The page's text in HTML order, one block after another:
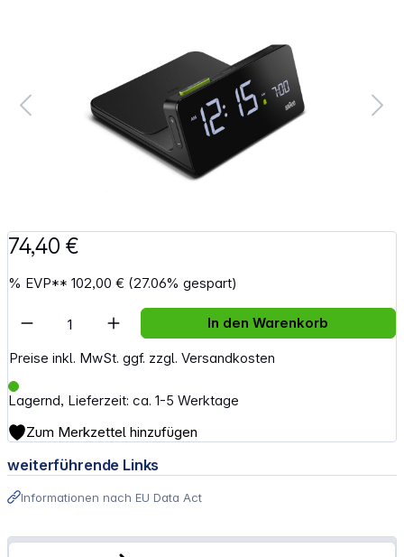
74,40 €
% EVP**102,00 € (27.06% gespart)
Preise inkl. MwSt. ggf. zzgl. Versandkosten
Lagernd, Lieferzeit: ca. 1-5 Werktage
Artikel Anzahl: Gib den gewünschten
In den Warenkorb
Zum Merkzettel hinzufügen
weiterführende Links
Informationen nach EU Data Act